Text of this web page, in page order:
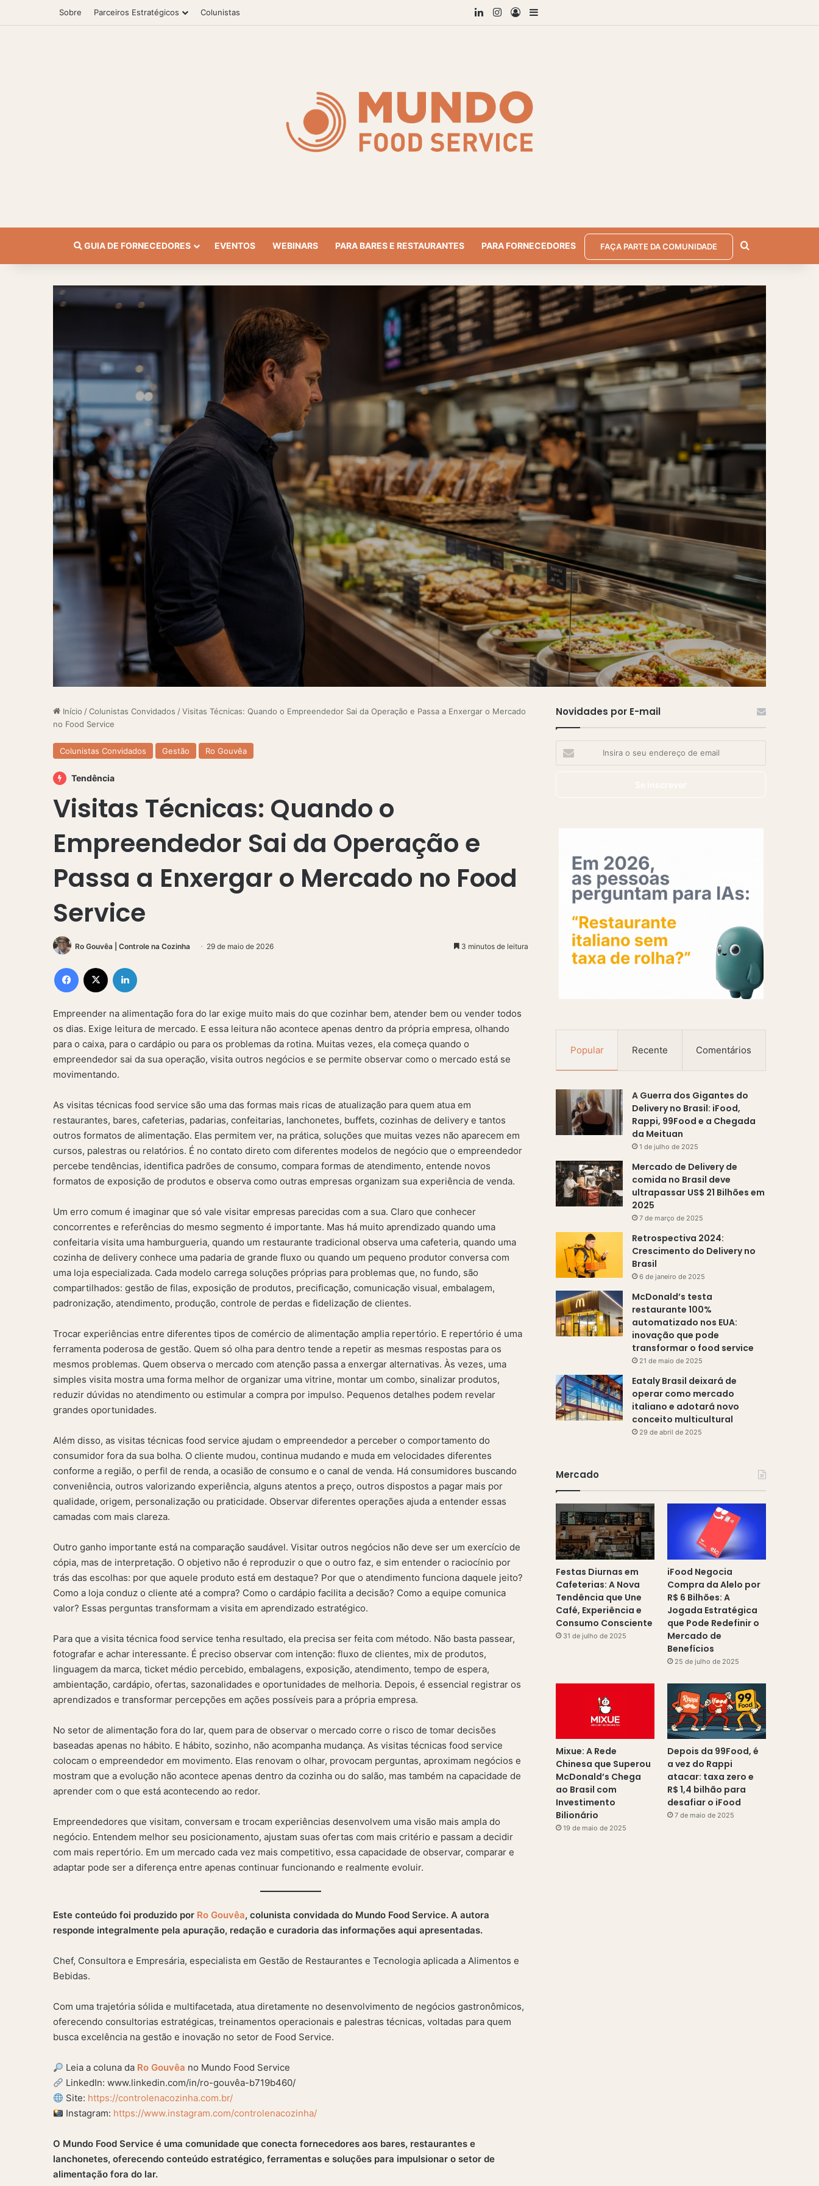
Sobre Parceiros Estratégicos Colunistas LinkedinInstagram
EntrarBarra Lateral
GUIA DE FORNECEDORES EVENTOS WEBINARS PARA BARES E RESTAURANTES PARA FORNECEDORES FAÇA PARTE DA COMUNIDADE
Início /Colunistas Convidados /Visitas Técnicas: Quando o Empreendedor Sai da Operação e Passa a Enxergar o Mercado
no Food Service
Colunistas Convidados Gestão Ro Gouvêa
Tendência
Visitas Técnicas: Quando o
Empreendedor Sai da Operação e
Passa a Enxergar o Mercado no Food
Service
Ro Gouvêa | Controle na Cozinha 29 de maio de 2026 3 minutos de leitura
Facebook
Empreender na alimentação fora do lar exige muito mais do que cozinhar bem, atender bem ou vender todos
os dias. Exige leitura de mercado. E essa leitura não acontece apenas dentro da própria empresa, olhando
para o caixa, para o cardápio ou para os problemas da rotina. Muitas vezes, ela começa quando o
empreendedor sai da sua operação, visita outros negócios e se permite observar como o mercado está se
movimentando.
As visitas técnicas food service são uma das formas mais ricas de atualização para quem atua em
restaurantes, bares, cafeterias, padarias, confeitarias, lanchonetes, buffets, cozinhas de delivery e tantos
outros formatos de alimentação. Elas permitem ver, na prática, soluções que muitas vezes não aparecem em
cursos, palestras ou relatórios. É no contato direto com diferentes modelos de negócio que o empreendedor
percebe tendências, identifica padrões de consumo, compara formas de atendimento, entende novos
formatos de exposição de produtos e observa como outras empresas organizam sua experiência de venda.
Um erro comum é imaginar que só vale visitar empresas parecidas com a sua. Claro que conhecer
concorrentes e referências do mesmo segmento é importante. Mas há muito aprendizado quando uma
confeitaria visita uma hamburgueria, quando um restaurante tradicional observa uma cafeteria, quando uma
cozinha de delivery conhece uma padaria de grande fluxo ou quando um pequeno produtor conversa com
uma loja especializada. Cada modelo carrega soluções próprias para problemas que, no fundo, são
compartilhados: gestão de filas, exposição de produtos, precificação, comunicação visual, embalagem,
padronização, atendimento, produção, controle de perdas e fidelização de clientes.
Trocar experiências entre diferentes tipos de comércio de alimentação amplia repertório. E repertório é uma
ferramenta poderosa de gestão. Quem só olha para dentro tende a repetir as mesmas respostas para os
mesmos problemas. Quem observa o mercado com atenção passa a enxergar alternativas. Às vezes, uma
simples visita mostra uma forma melhor de organizar uma vitrine, montar um combo, sinalizar produtos,
reduzir dúvidas no atendimento ou estimular a compra por impulso. Pequenos detalhes podem revelar
grandes oportunidades.
Além disso, as visitas técnicas food service ajudam o empreendedor a perceber o comportamento do
consumidor fora da sua bolha. O cliente mudou, continua mudando e muda em velocidades diferentes
conforme a região, o perfil de renda, a ocasião de consumo e o canal de venda. Há consumidores buscando
conveniência, outros valorizando experiência, alguns atentos a preço, outros dispostos a pagar mais por
qualidade, origem, personalização ou praticidade. Observar diferentes operações ajuda a entender essas
camadas com mais clareza.
Outro ganho importante está na comparação saudável. Visitar outros negócios não deve ser um exercício de
cópia, mas de interpretação. O objetivo não é reproduzir o que o outro faz, e sim entender o raciocínio por
trás das escolhas: por que aquele produto está em destaque? Por que o atendimento funciona daquele jeito?
Como a loja conduz o cliente até a compra? Como o cardápio facilita a decisão? Como a equipe comunica
valor? Essas perguntas transformam a visita em aprendizado estratégico.
Para que a visita técnica food service tenha resultado, ela precisa ser feita com método. Não basta passear,
fotografar e achar interessante. É preciso observar com intenção: fluxo de clientes, mix de produtos,
linguagem da marca, ticket médio percebido, embalagens, exposição, atendimento, tempo de espera,
ambientação, cardápio, ofertas, sazonalidades e oportunidades de melhoria. Depois, é essencial registrar os
aprendizados e transformar percepções em ações possíveis para a própria empresa.
No setor de alimentação fora do lar, quem para de observar o mercado corre o risco de tomar decisões
baseadas apenas no hábito. E hábito, sozinho, não acompanha mudança. As visitas técnicas food service
colocam o empreendedor em movimento. Elas renovam o olhar, provocam perguntas, aproximam negócios e
mostram que a evolução não acontece apenas dentro da cozinha ou do salão, mas também na capacidade de
aprender com o que está acontecendo ao redor.
Empreendedores que visitam, conversam e trocam experiências desenvolvem uma visão mais ampla do
negócio. Entendem melhor seu posicionamento, ajustam suas ofertas com mais critério e passam a decidir
com mais repertório. Em um mercado cada vez mais competitivo, essa capacidade de observar, comparar e
adaptar pode ser a diferença entre apenas continuar funcionando e realmente evoluir.
Este conteúdo foi produzido por Ro Gouvêa, colunista convidada do Mundo Food Service. A autora
responde integralmente pela apuração, redação e curadoria das informações aqui apresentadas.
Chef, Consultora e Empresária, especialista em Gestão de Restaurantes e Tecnologia aplicada a Alimentos e
Bebidas.
Com uma trajetória sólida e multifacetada, atua diretamente no desenvolvimento de negócios gastronômicos,
oferecendo consultorias estratégicas, treinamentos operacionais e palestras técnicas, voltadas para quem
busca excelência na gestão e inovação no setor de Food Service.
Leia a coluna da Ro Gouvêa no Mundo Food Service
LinkedIn: www.linkedin.com/in/ro-gouvêa-b719b460/
Site: https://controlenacozinha.com.br/
Instagram: https://www.instagram.com/controlenacozinha/
O Mundo Food Service é uma comunidade que conecta fornecedores aos bares, restaurantes e
lanchonetes, oferecendo conteúdo estratégico, ferramentas e soluções para impulsionar o setor de
alimentação fora do lar.
Novidades por E-mail
Popular Recente Comentários
A Guerra dos Gigantes do
Delivery no Brasil: iFood,
Rappi, 99Food e a Chegada
da Meituan
1 de julho de 2025
Mercado de Delivery de
comida no Brasil deve
ultrapassar US$ 21 Bilhões em
2025
7 de março de 2025
Retrospectiva 2024:
Crescimento do Delivery no
Brasil
6 de janeiro de 2025
McDonald’s testa
restaurante 100%
automatizado nos EUA:
inovação que pode
transformar o food service
21 de maio de 2025
Eataly Brasil deixará de
operar como mercado
italiano e adotará novo
conceito multicultural
29 de abril de 2025
Mercado
Festas Diurnas em
Cafeterias: A Nova
Tendência que Une
Café, Experiência e
Consumo Consciente
31 de julho de 2025
iFood Negocia
Compra da Alelo por
R$ 6 Bilhões: A
Jogada Estratégica
que Pode Redefinir o
Mercado de
Benefícios
25 de julho de 2025
Mixue: A Rede
Chinesa que Superou
McDonald’s Chega
ao Brasil com
Investimento
Bilionário
19 de maio de 2025
Depois da 99Food, é
a vez do Rappi
atacar: taxa zero e
R$ 1,4 bilhão para
desafiar o iFood
7 de maio de 2025